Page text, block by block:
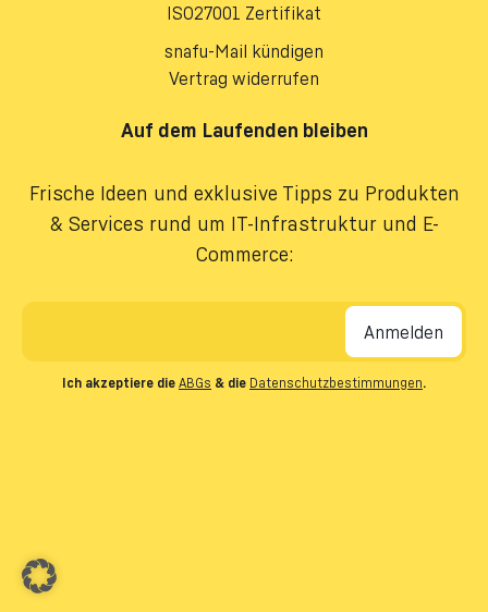
ISO27001 Zertifikat
snafu-Mail kündigen
Vertrag widerrufen
Auf dem Laufenden bleiben
Frische Ideen und exklusive Tipps zu Produkten
& Services rund um IT-Infrastruktur und E-
Commerce:
E-Mail-Adresse
Ich akzeptiere die ABGs & die Datenschutzbestimmungen.